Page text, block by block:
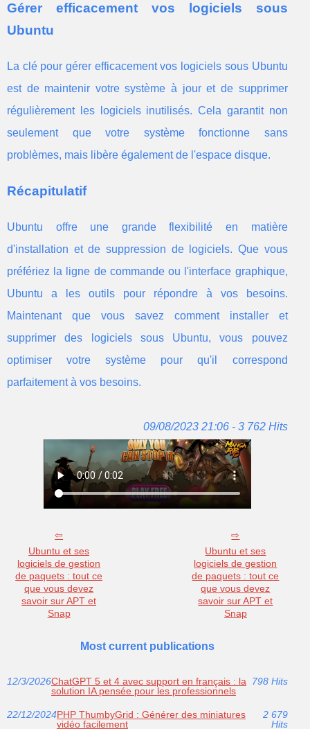
Gérer efficacement vos logiciels sous
Ubuntu
La clé pour gérer efficacement vos logiciels sous Ubuntu
est de maintenir votre système à jour et de supprimer
régulièrement les logiciels inutilisés. Cela garantit non
seulement que votre système fonctionne sans
problèmes, mais libère également de l'espace disque.
Récapitulatif
Ubuntu offre une grande flexibilité en matière
d'installation et de suppression de logiciels. Que vous
préfériez la ligne de commande ou l'interface graphique,
Ubuntu a les outils pour répondre à vos besoins.
Maintenant que vous savez comment installer et
supprimer des logiciels sous Ubuntu, vous pouvez
optimiser votre système pour qu'il correspond
parfaitement à vos besoins.
09/08/2023 21:06 - 3 762 Hits
Ubuntu et ses
logiciels de gestion
de paquets : tout ce
que vous devez
savoir sur APT et
Snap
Ubuntu et ses
logiciels de gestion
de paquets : tout ce
que vous devez
savoir sur APT et
Snap
Most current publications
12/3/2026ChatGPT 5 et 4 avec support en français : la
solution IA pensée pour les professionnels
798 Hits
22/12/2024PHP ThumbyGrid : Générer des miniatures
vidéo facilement
2 679
Hits